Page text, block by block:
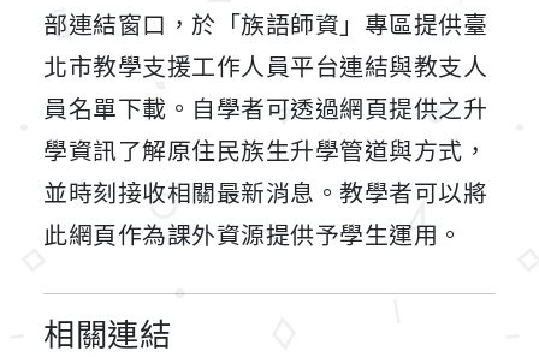
部連結窗口，於「族語師資」專區提供臺
北市教學支援工作人員平台連結與教支人
員名單下載。自學者可透過網頁提供之升
學資訊了解原住民族生升學管道與方式，
並時刻接收相關最新消息。教學者可以將
此網頁作為課外資源提供予學生運用。
相關連結